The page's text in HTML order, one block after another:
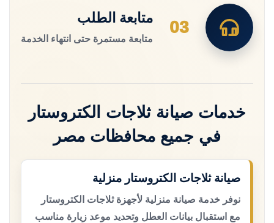
03
متابعة الطلب
متابعة مستمرة حتى انتهاء الخدمة
خدمات صيانة ثلاجات الكتروستار
في جميع محافظات مصر
صيانة ثلاجات الكتروستار منزلية
نوفر خدمة صيانة منزلية لأجهزة ثلاجات الكتروستار
مع استقبال بيانات العطل وتحديد موعد زيارة مناسب